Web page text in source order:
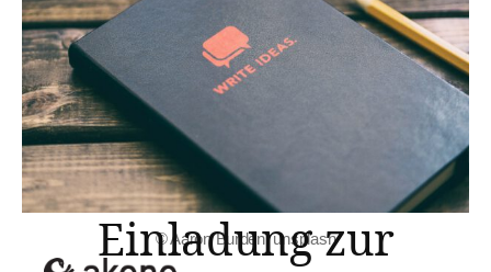
© Aaron Burden, unsplash
Einladung zur